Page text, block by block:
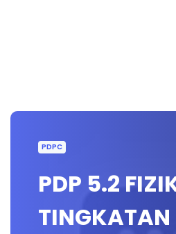
PDPC
PDP 5.2
TINGKATAN